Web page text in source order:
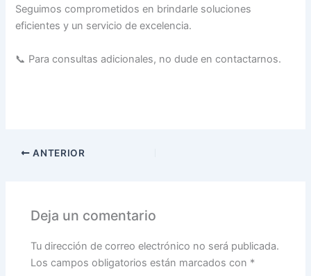
Seguimos comprometidos en brindarle soluciones
eficientes y un servicio de excelencia.
📞 Para consultas adicionales, no dude en contactarnos.
ANTERIOR
Deja un comentario
Tu dirección de correo electrónico no será publicada.
Los campos obligatorios están marcados con *